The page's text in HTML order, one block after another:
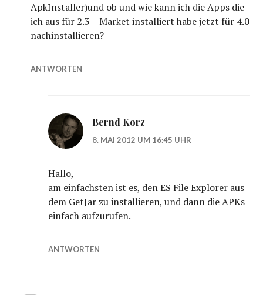
ApkInstaller)und ob und wie kann ich die Apps die
ich aus für 2.3 – Market installiert habe jetzt für 4.0
nachinstallieren?
ANTWORTEN
Bernd Korz
8. MAI 2012 UM 16:45 UHR
Hallo,
am einfachsten ist es, den ES File Explorer aus
dem GetJar zu installieren, und dann die APKs
einfach aufzurufen.
ANTWORTEN